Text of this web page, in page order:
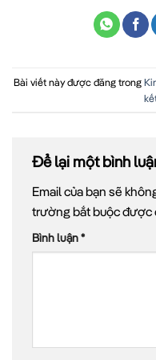
Bài viết này được đăng trong
Để lại một bình
Email của bạn sẽ
trường bắt buộc được
Bình luận*